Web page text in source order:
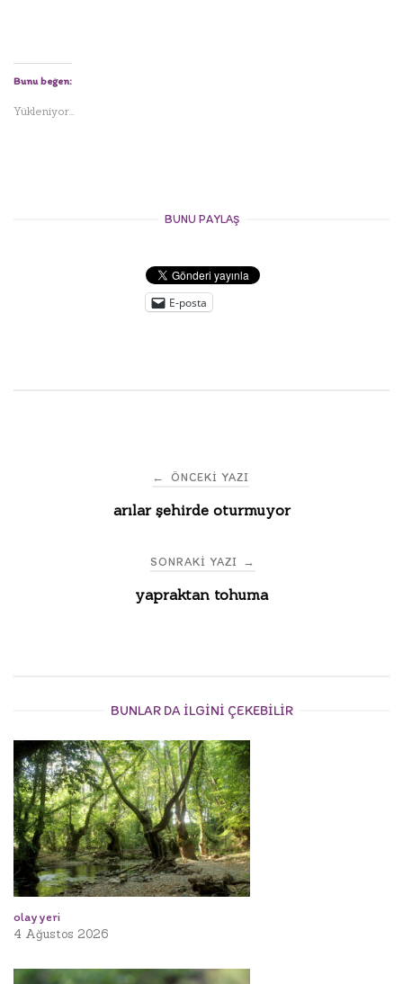
Bunu beğen:
Yükleniyor...
BUNU PAYLAŞ
E-posta
navigation
← ÖNCEKI YAZI
arılar şehirde oturmuyor
SONRAKI YAZI →
yapraktan tohuma
BUNLAR DA ILGINI ÇEKEBILIR
olay yeri
4 Ağustos 2026